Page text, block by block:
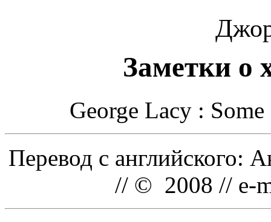
Заметки о
George Lacy :
Перевод с английского:
// © 2008 // e-